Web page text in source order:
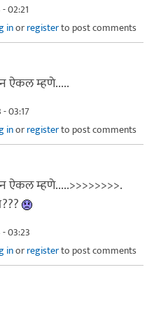
02:21
inorregisterto post comments
ऐकल म्हणे.....
03:17
inorregisterto post comments
ऐकल म्हणे.....>>>>>>>>.
03:23
inorregisterto post comments